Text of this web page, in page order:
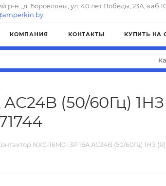
р-н., д. Боровляны, ул. 40 лет Победы, 23А,
КОМПАНИЯ КОНТАКТЫ КУПИТЬ НА
(50/60Гц)
NXC-16M01 3P 16A AC24B (50/60Гц) 1НЗ (R)